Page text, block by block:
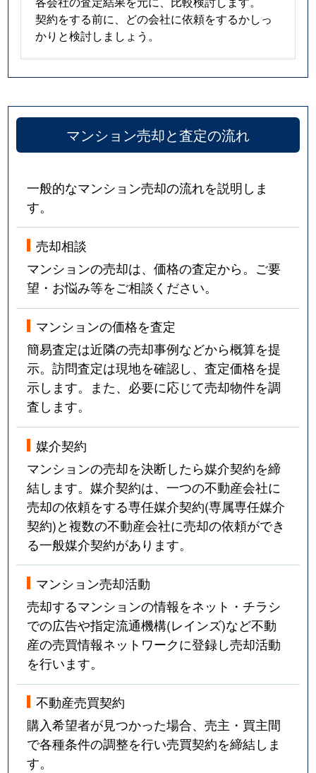
契約をする前に、どの会社に依頼をするかしっ
かりと検討しましょう。
マンション売却と査定の流れ
一般的なマンション売却の流れを説明しま
す。
売却相談
マンションの売却は、価格の査定から。ご要
望・お悩み等をご相談ください。
マンションの価格を査定
簡易査定は近隣の売却事例などから概算を提
示。訪問査定は現地を確認し、査定価格を提
示します。また、必要に応じて売却物件を調
査します。
媒介契約
マンションの売却を決断したら媒介契約を締
結します。媒介契約は、一つの不動産会社に
売却の依頼をする専任媒介契約(専属専任媒介
契約)と複数の不動産会社に売却の依頼ができ
る一般媒介契約があります。
マンション売却活動
売却するマンションの情報をネット・チラシ
での広告や指定流通機構(レインズ)など不動
産の売買情報ネットワークに登録し売却活動
を行います。
不動産売買契約
購入希望者が見つかった場合、売主・買主間
で各種条件の調整を行い売買契約を締結しま
す。